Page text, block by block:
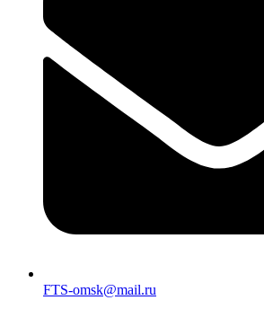
FTS-omsk@mail.ru